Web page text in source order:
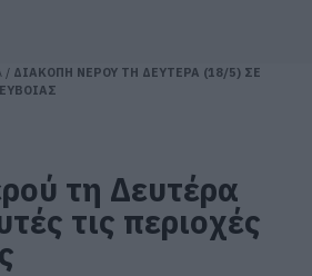
/ ΔΙΑΚΟΠΗ ΝΕΡΟΥ ΤΗ ΔΕΥΤΕΡΑ (18/5) ΣΕ
τη Δευτέρα
τις περιοχές